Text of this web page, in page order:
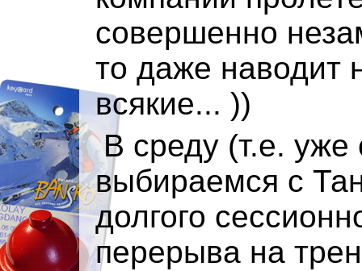
совершенно
то даже наводит
всякие... ))
В среду (т.е. уже
выбираемся с
долгого
перерыва на